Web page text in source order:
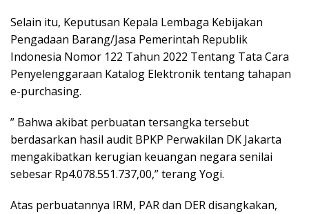
Selain itu, Keputusan Kepala Lembaga Kebijakan
Pengadaan Barang/Jasa Pemerintah Republik
Indonesia Nomor 122 Tahun 2022 Tentang Tata Cara
Penyelenggaraan Katalog Elektronik tentang tahapan
e-purchasing.
” Bahwa akibat perbuatan tersangka tersebut
berdasarkan hasil audit BPKP Perwakilan DK Jakarta
mengakibatkan kerugian keuangan negara senilai
sebesar Rp4.078.551.737,00,” terang Yogi.
Atas perbuatannya IRM, PAR dan DER disangkakan,